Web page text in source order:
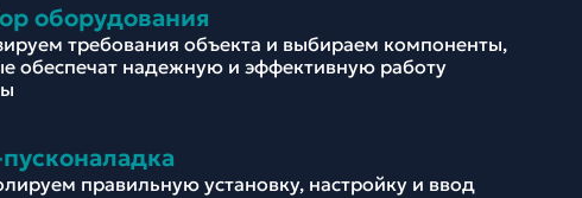
оборудования
требования объекта и выбираем компоненты,
обеспечат надежную и эффективную работу
правильную установку, настройку и ввод